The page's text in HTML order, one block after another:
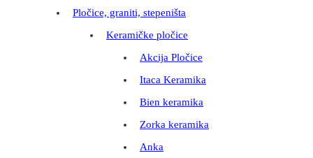
Pločice, graniti, stepeništa
Keramičke pločice
Akcija Pločice
Itaca Keramika
Bien keramika
Zorka keramika
Anka